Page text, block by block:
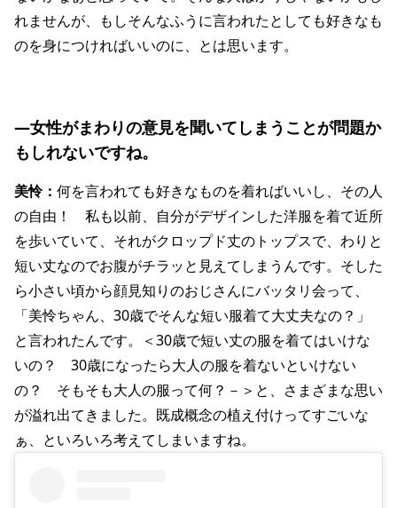
れませんが、もしそんなふうに言われたとしても好きなも
のを身につければいいのに、とは思います。
―女性がまわりの意見を聞いてしまうことが問題か
もしれないですね。
美怜： 何を言われても好きなものを着ればいいし、その人
の自由！ 私も以前、自分がデザインした洋服を着て近所
を歩いていて、それがクロップド丈のトップスで、わりと
短い丈なのでお腹がチラッと見えてしまうんです。そした
ら小さい頃から顔見知りのおじさんにバッタリ会って、
「美怜ちゃん、30歳でそんな短い服着て大丈夫なの？」
と言われたんです。＜30歳で短い丈の服を着てはいけな
いの？ 30歳になったら大人の服を着ないといけない
の？ そもそも大人の服って何？－＞と、さまざまな思い
が溢れ出てきました。既成概念の植え付けってすごいな
ぁ、といろいろ考えてしまいますね。